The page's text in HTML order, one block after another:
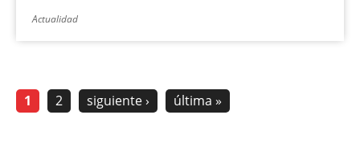
Actualidad
1 2 siguiente › última »